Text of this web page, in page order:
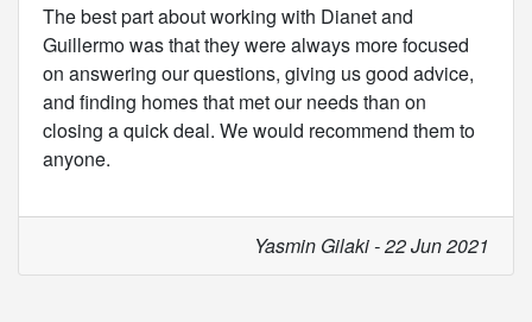
The best part about working with Dianet and
Guillermo was that they were always more focused
on answering our questions, giving us good advice,
and finding homes that met our needs than on
closing a quick deal. We would recommend them to
anyone.
Yasmin Gilaki - 22 Jun 2021